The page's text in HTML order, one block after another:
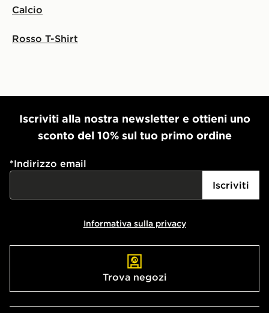
Calcio
Rosso T-Shirt
Iscriviti alla nostra newsletter e ottieni uno
sconto del 10% sul tuo primo ordine
*Indirizzo email
Iscriviti
Informativa sulla privacy
Trova negozi